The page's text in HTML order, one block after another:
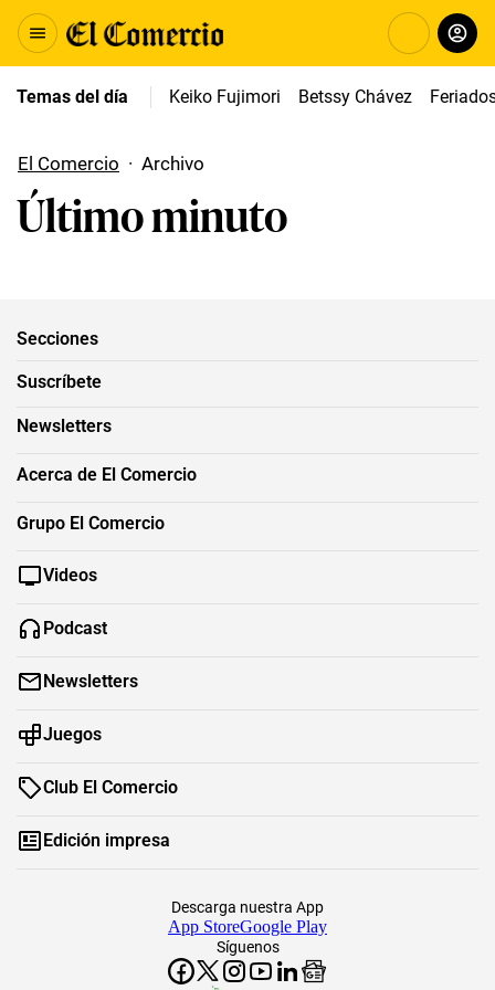
Temas del día Keiko Fujimori Betssy Chávez
El Comercio · Archivo
Último minuto
Secciones
Suscríbete
Newsletters
Acerca de El Comercio
Grupo El Comercio
Videos
Podcast
Newsletters
Juegos
Club El Comercio
Edición impresa
Síguenos
Descarga nuestra App
App StoreGoogle Play